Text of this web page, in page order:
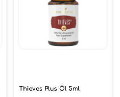
Thieves Plus Öl 5ml